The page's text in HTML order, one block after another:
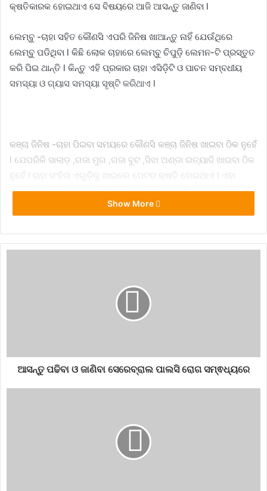
କ୍ଷତିକାରକ ହୋଇଥାଏ ସେ ବିଷୟରେ ଆଜି ଆସନ୍ତୁ ଜାଣିବା l
ଲେମ୍ବୁ -ଚାହା ସହିତ କୌଣସି ଏପରି ଜିନିଷ ଖାଆନ୍ତୁ ନାହିଁ ଯେଉଁଥିରେ
ଲେମ୍ବୁ ପଡିଥିବା l କିଛି ଲୋକ ଚାହାରେ ଲେମ୍ବୁ ଚିପୁଡ଼ି ଲେମନ-ଟି ପ୍ରସ୍ତୁତ
କରି ପିଇ ଥାନ୍ତି l କିନ୍ତୁ ଏହି ପ୍ରକାର ଚାହା ଏସିଡ଼ିଟି ଓ ପାଚନ ସମ୍ବଧୀୟ
ସମସ୍ୟା ଓ ଗ୍ୟାସ ସମସ୍ୟା ସୃଷ୍ଟି କରିଥାଏ l
କଞ୍ଚା ଜିନିଷ -ଚାହା ପିଇବା ସମୟରେ କୌଣସି କଞ୍ଚା ଜିନିଷ ଖାଇବା ଠିକ ନୁହେଁ
l ଯେପରିକି ସାଲାଡ଼ ,ଗଜା ମୁଗ ,ଗଜା ବୁଟ ,ସିଝା ଅଣ୍ଡା ଇତ୍ୟାଦି ଖାଇବା ଠିକ
ନୁହେଁ l ଚାହା ସଂହିତା ଏଗୁଡ଼ିକୁ ଖାଇଲେ ପେଟର କ୍ଷତି ହୋଇଥାଏ l ଏହା
ବ୍ୟତୀତ ଗରମ ଓ ଥଣ୍ଡାର ସମିଶ୍ରଣରେ ଅଧିକ ଅସୁବିଧା ଦେଖାଯାଏ l
ଖାଦ୍ୟ ସେବନ କରନ୍ତୁ ନାହିଁ ଯେଉଁଥିରେ ହଳଦୀର ମାତ୍ରା ଅଧିକ ଥିବ l ଚାହା ଓ
ହଳଦୀରେ ଥିବା ରସାଇନୀକ ତତ୍ୱ ନିଜ ଭିତରେ ପ୍ରତିକ୍ରିୟା ସୃଷ୍ଟି କରି
ଥଣ୍ଡା ଜିନିଷ – ଚାହା ସହିତ କିମ୍ବା ଚାହା ପିଇବା ପରେ ,ପାଣି ଭଳି କୌଣସି
ଥଣ୍ଡା ଜିନିଷ ସେବନ କରନ୍ତୁ ନାହିଁ l ଚାହା ପିଇବା ପରେ ଯଦି ଆମେ ପାଣି ,ଜୁସ
ଏସିଡ଼ିଟି କିମ୍ବା ପେଟର ଅନ୍ୟ ସମସ୍ୟା ସୃଷ୍ଟି ହୁଏ l
lemongingertea
rawthings
Show More
ଆସନ୍ତୁ ପଢିବା ଓ ଜାଣିବା ସେରେବ୍ରାଲ ପାଲସି ରୋଗ ସମ୍ଵଧ୍ୟରେ